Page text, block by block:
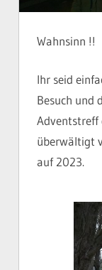
Wahnsinn !!
Ihr seid
Besuch und
Adventstreff
überwältigt
auf 2023.